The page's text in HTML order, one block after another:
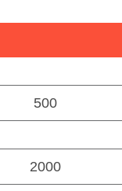
500
2000